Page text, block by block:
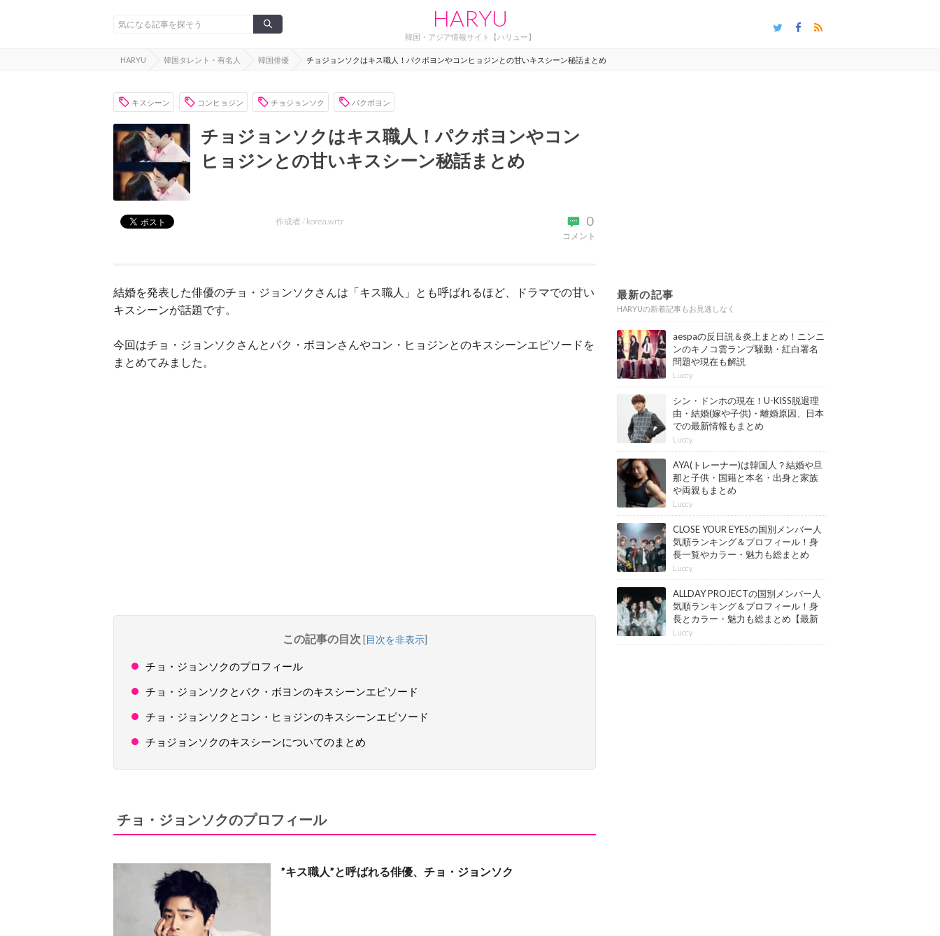
HARYU
韓国・アジア情報サイト【ハリュー】
HARYU 韓国タレント・有名人 韓国俳優 チョジョンソクはキス職人！パクボヨンやコンヒョジンとの甘いキスシーン秘話まとめ
キスシーン コンヒョジン チョジョンソク パクボヨン
チョジョンソクはキス職人！パクボヨンやコン
ヒョジンとの甘いキスシーン秘話まとめ
0
コメント
作成者 / korea.wrtr
結婚を発表した俳優のチョ・ジョンソクさんは「キス職人」とも呼ばれるほど、ドラマでの甘い
キスシーンが話題です。
今回はチョ・ジョンソクさんとパク・ボヨンさんやコン・ヒョジンとのキスシーンエピソードを
まとめてみました。
この記事の目次 [目次を非表示]
チョ・ジョンソクのプロフィール
チョ・ジョンソクとパク・ボヨンのキスシーンエピソード
チョ・ジョンソクとコン・ヒョジンのキスシーンエピソード
チョジョンソクのキスシーンについてのまとめ
チョ・ジョンソクのプロフィール
”キス職人”と呼ばれる俳優、チョ・ジョンソク
最新の記事
HARYUの新着記事もお見逃しなく
aespaの反日説＆炎上まとめ！ニンニ
ンのキノコ雲ランプ騒動・紅白署名
問題や現在も解説
Luccy
シン・ドンホの現在！U-KISS脱退理
由・結婚(嫁や子供)・離婚原因、日本
での最新情報もまとめ
Luccy
AYA(トレーナー)は韓国人？結婚や旦
那と子供・国籍と本名・出身と家族
や両親もまとめ
Luccy
CLOSE YOUR EYESの国別メンバー人
気順ランキング＆プロフィール！身
長一覧やカラー・魅力も総まとめ
【最新版】
Luccy
ALLDAY PROJECTの国別メンバー人
気順ランキング＆プロフィール！身
長とカラー・魅力も総まとめ【最新
版】
Luccy